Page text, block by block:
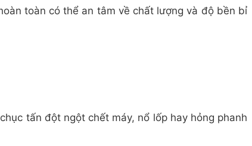
toàn có thể an tâm về chất lượng và độ bền bỉ
tấn đột ngột chết máy, nổ lốp hay hỏng phanh